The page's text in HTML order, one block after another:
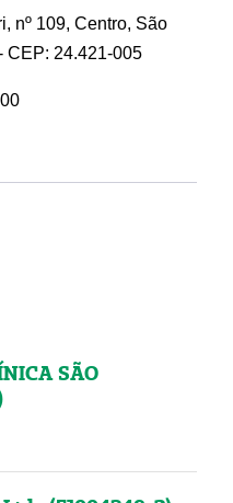
nº 109, Centro, São
CEP: 24.421-005
SÃO